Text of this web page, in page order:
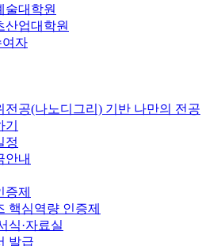
술대학원
산업대학원
여자
전공(나노디그리) 기반 나만의 전공
정
안내
증제
핵심역량 인증제
식·자료실
발급